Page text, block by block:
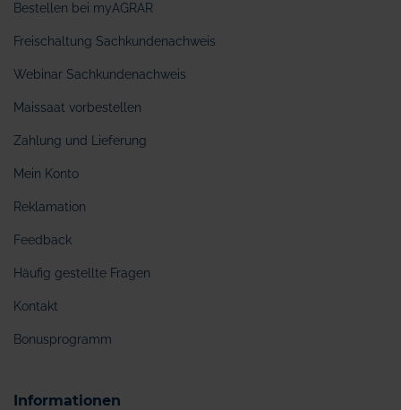
Bestellen bei myAGRAR
Freischaltung Sachkundenachweis
Webinar Sachkundenachweis
Maissaat vorbestellen
Zahlung und Lieferung
Mein Konto
Reklamation
Feedback
Häufig gestellte Fragen
Kontakt
Bonusprogramm
Informationen